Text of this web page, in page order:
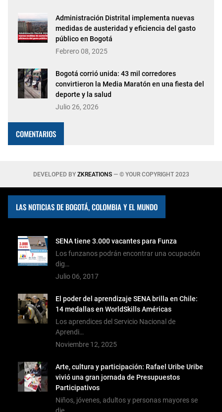
Administración Distrital implementa nuevas
medidas de austeridad y eficiencia del gasto
público en Bogotá
Febrero 08, 2025
Bogotá corrió unida: 43 mil corredores
convirtieron la Media Maratón en una fiesta del
deporte y la salud
Julio 26, 2026
COMENTARIOS
DEVELOPED BY ZKREATIONS— © YOUR COPYRIGHT 2023
LAS NOTICIAS DE BOGOTÁ, COLOMBIA Y EL MUNDO
SENA tiene 3.000 vacantes para Funza
Los funzanos podrán encontrar una ocupación
dig…
Julio 06, 2017
El poder del aprendizaje SENA brilla en Chile:
14 medallas en WorldSkills Américas
Los aprendices del Servicio Nacional de
Aprendi…
Noviembre 12, 2025
Arte, cultura y participación: Rafael Uribe Uribe
vivió una gran jornada de Presupuestos
Participativos
Niños, jóvenes, adultos y personas mayores se